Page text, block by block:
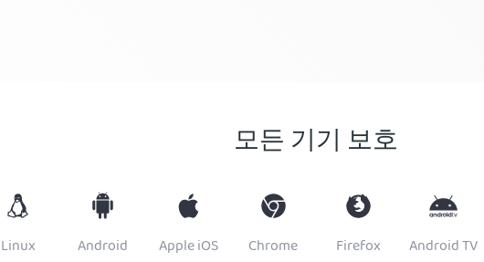
모든 기기 보호
Linux Android Apple iOS Chrome Firefox Android TV